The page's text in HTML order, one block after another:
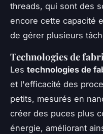
threads, qui sont des
encore cette capacité
de gérer plusieurs
Technologies de
Les technologies de
et l'efficacité des
petits, mesurés en
créer des puces plus
énergie, améliorant